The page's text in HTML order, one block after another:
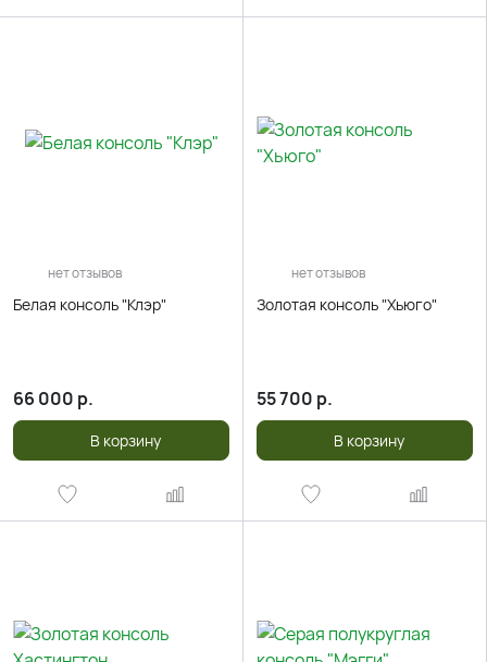
нет отзывов
Белая консоль "Клэр"
66 000 р.
В корзину
нет отзывов
Золотая консоль "Хьюго"
55 700 р.
В корзину